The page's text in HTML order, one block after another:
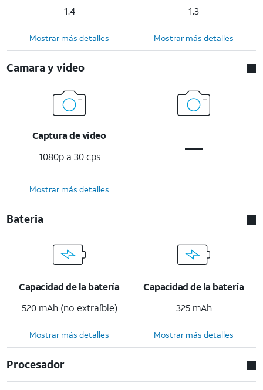
1.4
1.3
Mostrar más detalles Mostrar más detalles
Camara y video
Captura de video
1080p a 30 cps
Mostrar más detalles
Bateria
Capacidad de la batería
520 mAh (no extraíble)
Capacidad de la batería
325 mAh
Mostrar más detalles Mostrar más detalles
Procesador